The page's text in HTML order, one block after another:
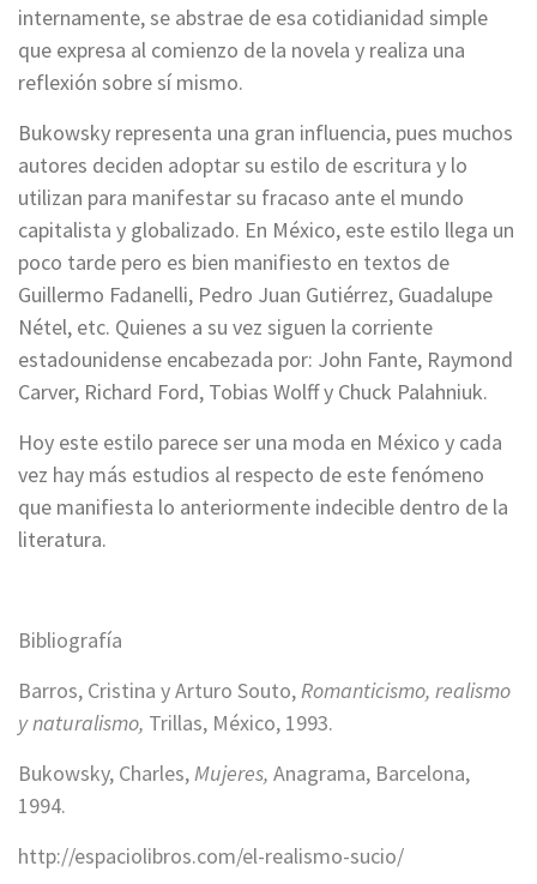
internamente, se abstrae de esa cotidianidad simple
que expresa al comienzo de la novela y realiza una
reflexión sobre sí mismo.
Bukowsky representa una gran influencia, pues muchos
autores deciden adoptar su estilo de escritura y lo
utilizan para manifestar su fracaso ante el mundo
capitalista y globalizado. En México, este estilo llega un
poco tarde pero es bien manifiesto en textos de
Guillermo Fadanelli, Pedro Juan Gutiérrez, Guadalupe
Nétel, etc. Quienes a su vez siguen la corriente
estadounidense encabezada por: John Fante, Raymond
Carver, Richard Ford, Tobias Wolff y Chuck Palahniuk.
Hoy este estilo parece ser una moda en México y cada
vez hay más estudios al respecto de este fenómeno
que manifiesta lo anteriormente indecible dentro de la
literatura.
Bibliografía
Barros, Cristina y Arturo Souto,Romanticismo, realismo
y naturalismo, Trillas, México, 1993.
Bukowsky, Charles,Mujeres, Anagrama, Barcelona,
1994.
http://espaciolibros.com/el-realismo-sucio/